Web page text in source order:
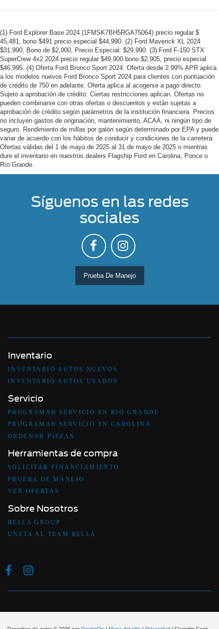
(1) Ford Explorer Base 2024 (1FMSK7BH5RGA75064) precio regular $
45,481, bono $491 precio especial $44,990. (2) Ford Maverick XL 2024
$31,990, Bono de $2,000, Precio Especial: $29,990. (3) Ford F-150 STX
SuperCrew 4x2 2024 precio regular $49,900 bono $2,905, precio especial
$46,995. (4) Oferta Ford Bronco Sport 2024: Oferta desde 2.99% APR aplica
a los modelos nuevos Ford Bronco Sport 2024 para clientes con puntuación
de crédito de 750 en adelante. Oferta aplica al acogerse a pago directo.
Sujeto a aprobación de crédito. Ciertas restricciones aplican. Ofertas no
pueden combinarse con otras ofertas o descuentos y están sujetas a
aprobación de crédito según parámetros de la institución financiera. Precios
no incluyen gastos de originación, mantenimiento, ACAA, ni ningún tipo de
seguro. Rendimiento de millas por galón según determinado por EPA y puede
variar de acuerdo con los hábitos de conducir y condiciones de la carretera.
Ofertas válidas del 1 de mayo de 2025 al 31 de mayo de 2025 o mientras
dure el inventario en nuestros dealers Flagship Ford en Carolina, Ponce o
Río Grande.
Síguenos en las redes
sociales
Prueba De Manejo
Inventario
INVENTARIO AUTOS NUEVOS
INVENTARIO AUTOS USADOS
Servicio
PROGRAMAR SERVICIO EN RIO GRANDE
PROGRAMAR SERVICIO EN CAROLINA
ORDENAR PIEZAS
Herramientas de compra
SOLICITAR FINANCIAMIENTO
PRUEBA DE MANEJO
VER OFERTAS
Sobre Nosotros
BELLA GROUP
UNETA AL TEAM BELLA